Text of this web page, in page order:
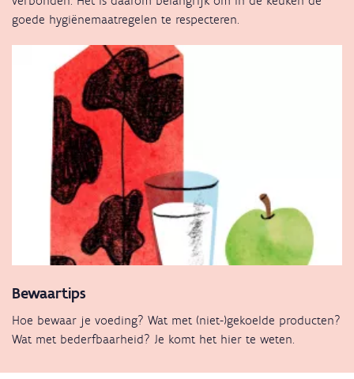
goede hygiënemaatregelen te respecteren.
Bewaartips
Hoe bewaar je voeding? Wat met (niet-)gekoelde producten?
Wat met bederfbaarheid? Je komt het hier te weten.